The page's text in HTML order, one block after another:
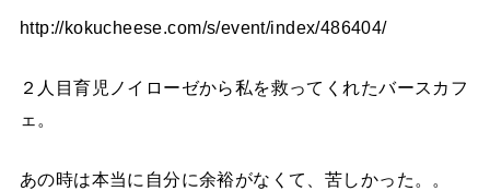
http://kokucheese.com/s/event/index/486404/
２人目育児ノイローゼから私を救ってくれたバースカフ
ェ。
あの時は本当に自分に余裕がなくて、苦しかった。。